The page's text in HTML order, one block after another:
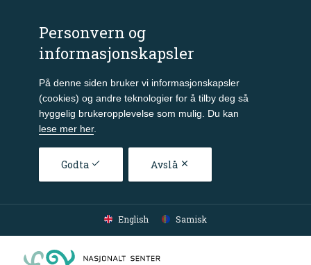
Personvern og
informasjonskapsler
På denne siden bruker vi informasjonskapsler
(cookies) og andre teknologier for å tilby deg så
hyggelig brukeropplevelse som mulig. Du kan
lese mer her.
Godta Avslå
Gå til hovedinnhold
English Samisk